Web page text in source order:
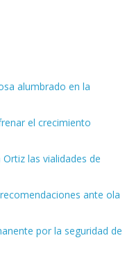
alumbrado en la
el crecimiento
las vialidades de
ante ola
por la seguridad de